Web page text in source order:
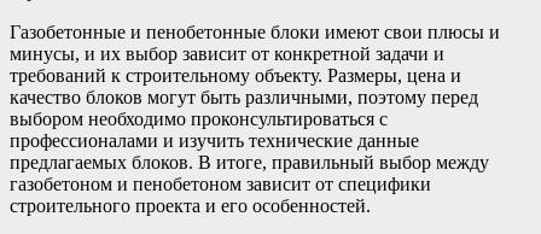
Газобетонные и пенобетонные блоки имеют свои плюсы и
минусы, и их выбор зависит от конкретной задачи и
требований к строительному объекту. Размеры, цена и
качество блоков могут быть различными, поэтому перед
выбором необходимо проконсультироваться с
профессионалами и изучить технические данные
предлагаемых блоков. В итоге, правильный выбор между
газобетоном и пенобетоном зависит от специфики
строительного проекта и его особенностей.